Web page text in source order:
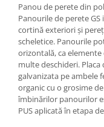
Panou de perete din
Panourile de perete
cortină exteriori și
scheletice. Panourile
orizontală, ca
multe deschideri.
galvanizata pe ambele
organic cu o grosime
îmbinărilor panourilor
PUS aplicată în etapa